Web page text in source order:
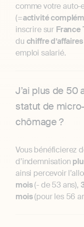
comme votre auto-
(=activité
inscrire sur France
du chiffred’affaires
emploi salarié.
J’ai plus de 50
statut de
chômage ?
Vous bénéficierez
d’indemnisation
ainsi percevoir
mois(- de 53 ans),
mois(pour les 56